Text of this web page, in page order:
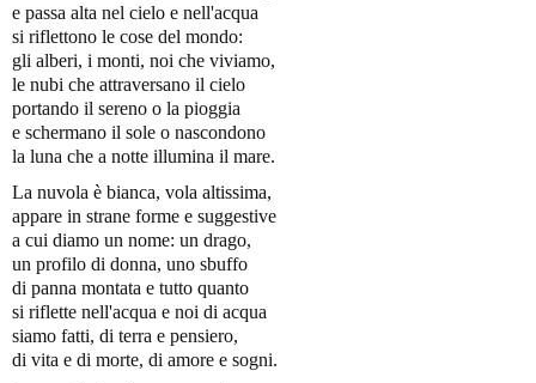
e passa alta nel cielo e nell'acqua
si riflettono le cose del mondo:
gli alberi, i monti, noi che viviamo,
le nubi che attraversano il cielo
portando il sereno o la pioggia
e schermano il sole o nascondono
la luna che a notte illumina il mare.
La nuvola è bianca, vola altissima,
appare in strane forme e suggestive
a cui diamo un nome: un drago,
un profilo di donna, uno sbuffo
di panna montata e tutto quanto
si riflette nell'acqua e noi di acqua
siamo fatti, di terra e pensiero,
di vita e di morte, di amore e sogni.